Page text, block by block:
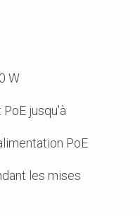
W
jusqu'à
PoE
les mises